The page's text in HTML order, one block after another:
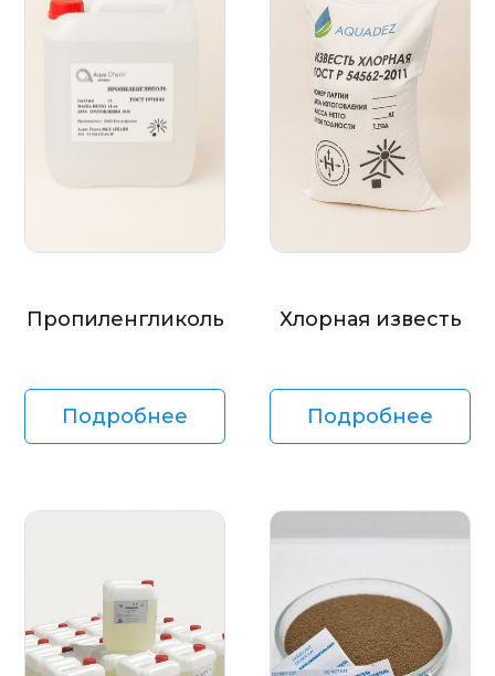
Пропиленгликоль
Подробнее
Хлорная известь
Подробнее